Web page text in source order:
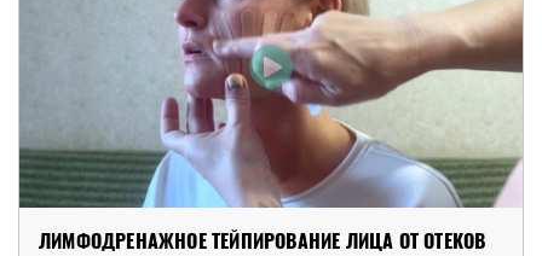
ЛИМФОДРЕНАЖНОЕ ТЕЙПИРОВАНИЕ ЛИЦА ОТ ОТЕКОВ